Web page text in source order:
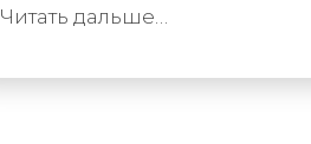
Читать дальше…